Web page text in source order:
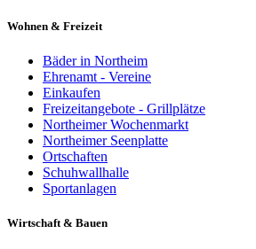
Wohnen & Freizeit
Bäder in Northeim
Ehrenamt - Vereine
Einkaufen
Freizeitangebote - Grillplätze
Northeimer Wochenmarkt
Northeimer Seenplatte
Ortschaften
Schuhwallhalle
Sportanlagen
Wirtschaft & Bauen